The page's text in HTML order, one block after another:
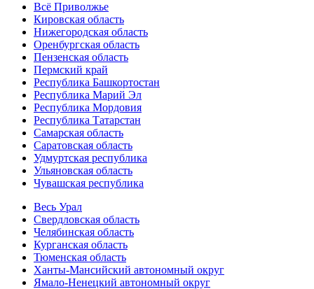
Всё Приволжье
Кировская область
Нижегородская область
Оренбургская область
Пензенская область
Пермский край
Республика Башкортостан
Республика Марий Эл
Республика Мордовия
Республика Татарстан
Самарская область
Саратовская область
Удмуртская республика
Ульяновская область
Чувашская республика
Весь Урал
Свердловская область
Челябинская область
Курганская область
Тюменская область
Ханты-Мансийский автономный округ
Ямало-Ненецкий автономный округ